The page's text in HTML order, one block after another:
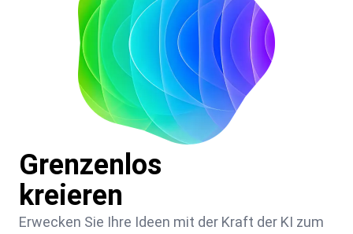
Grenzenlos
kreieren
Erwecken Sie Ihre Ideen mit der Kraft der KI zum